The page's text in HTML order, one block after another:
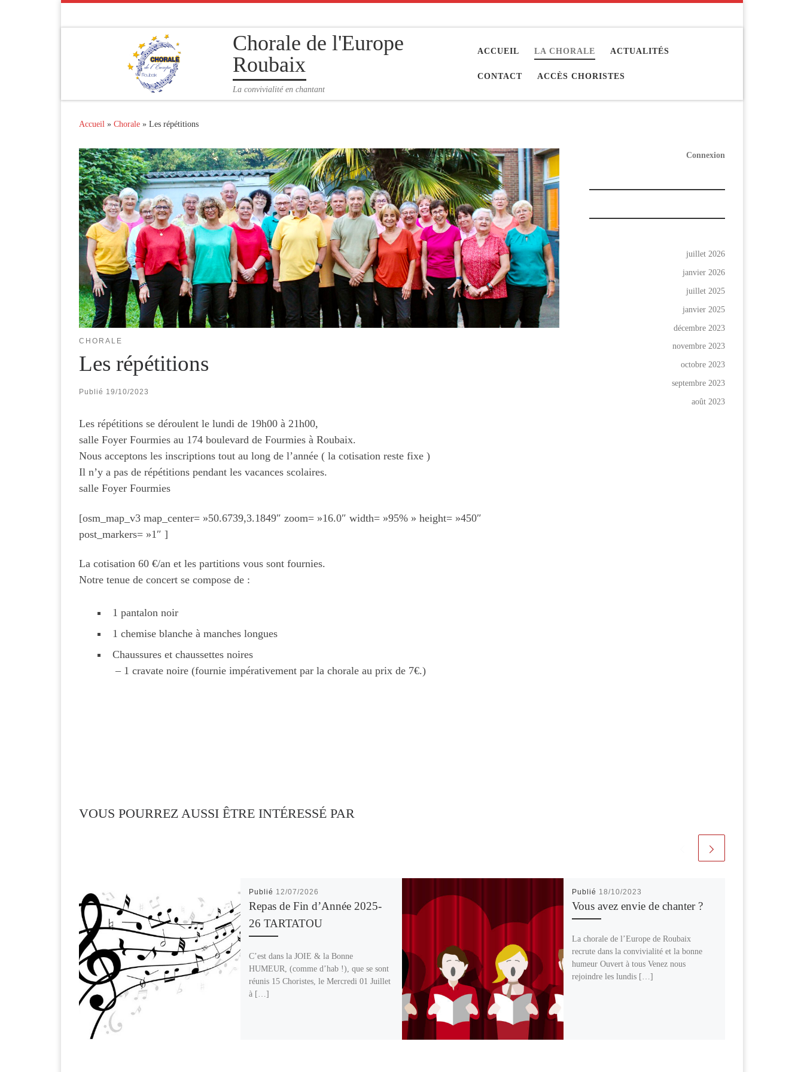
Chorale de l'Europe
Roubaix
La convivialité en chantant
ACCUEIL LA CHORALE ACTUALITÉS
CONTACT ACCÈS CHORISTES
Accueil » Chorale » Les répétitions
CHORALE
Les répétitions
Publié 19/10/2023
Les répétitions se déroulent le lundi de 19h00 à 21h00,
salle Foyer Fourmies au 174 boulevard de Fourmies à Roubaix.
Nous acceptons les inscriptions tout au long de l’année ( la cotisation reste fixe )
Il n’y a pas de répétitions pendant les vacances scolaires.
salle Foyer Fourmies
[osm_map_v3 map_center= »50.6739,3.1849″ zoom= »16.0″ width= »95% » height= »450″
post_markers= »1″ ]
La cotisation 60 €/an et les partitions vous sont fournies.
Notre tenue de concert se compose de :
1 pantalon noir
1 chemise blanche à manches longues
Chaussures et chaussettes noires
– 1 cravate noire (fournie impérativement par la chorale au prix de 7€.)
VOUS POURREZ AUSSI ÊTRE INTÉRESSÉ PAR
Publié 12/07/2026
Repas de Fin d’Année 2025-
26 TARTATOU
C’est dans la JOIE & la Bonne
HUMEUR, (comme d’hab !), que se sont
réunis 15 Choristes, le Mercredi 01 Juillet
à […]
Publié 18/10/2023
Vous avez envie de chanter ?
La chorale de l’Europe de Roubaix
recrute dans la convivialité et la bonne
humeur Ouvert à tous Venez nous
rejoindre les lundis […]
Connexion
juillet 2026
janvier 2026
juillet 2025
janvier 2025
décembre 2023
novembre 2023
octobre 2023
septembre 2023
août 2023